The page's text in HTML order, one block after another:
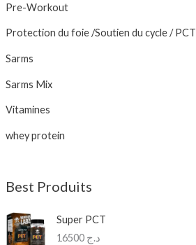
Pre-Workout
Protection du foie /Soutien du cycle / PCT
Sarms
Sarms Mix
Vitamines
whey protein
Best Produits
Super PCT
د.ج 16500